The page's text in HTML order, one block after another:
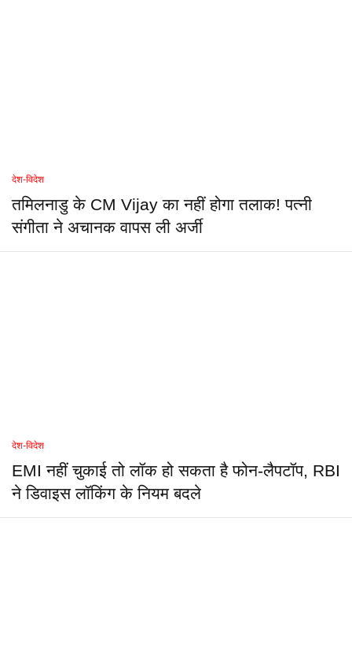
देश-विदेश
तमिलनाडु के CM Vijay का नहीं होगा तलाक! पत्नी
संगीता ने अचानक वापस ली अर्जी
देश-विदेश
EMI नहीं चुकाई तो लॉक हो सकता है फोन-लैपटॉप, RBI
ने डिवाइस लॉकिंग के नियम बदले